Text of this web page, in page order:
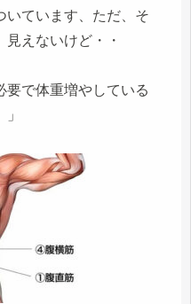
いています、ただ、そ
えないけど・・
要で体重増やしている